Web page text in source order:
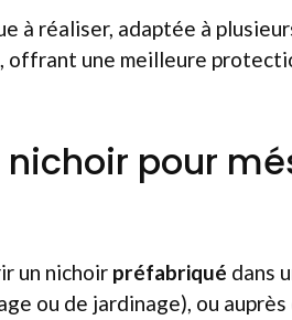
à réaliser, adaptée à
offrant une meilleure
pour
un nichoir préfabriqué dans
ou de jardinage), ou auprès